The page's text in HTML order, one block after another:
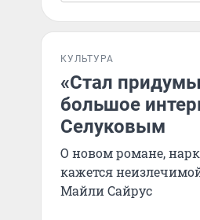
КУЛЬТУРА
«Стал
большое
Селуковым
О новом романе,
кажется
Майли Сайрус